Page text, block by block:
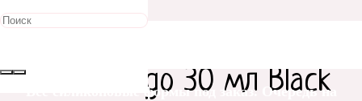
Все силиконовые формы под заказ. Очередь на
Главная/Флаконы для духов
Флакон Hugo 30 мл Black